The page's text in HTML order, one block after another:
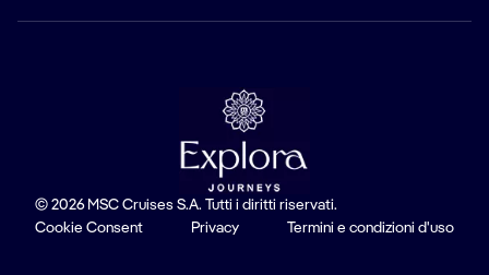
© 2026 MSC Cruises S.A. Tutti i diritti riservati.
Cookie Consent
Privacy Termini e condizioni d'uso